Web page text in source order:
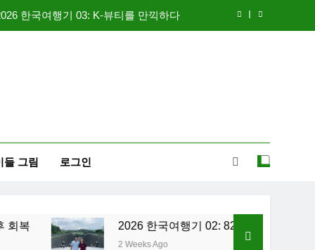
한국여행기 03: K-뷰티를 만끽하다
국여행기 02: 82쿡 덕분에 만난 사람들
입생 오리엔테이션과 남편 수술후 회복
들 그림 로그인
2026 한국여행기 02: 82쿡 덕분에 만난 사람들
2 Weeks Ago